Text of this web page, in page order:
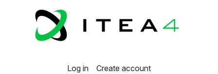
Log in Create account